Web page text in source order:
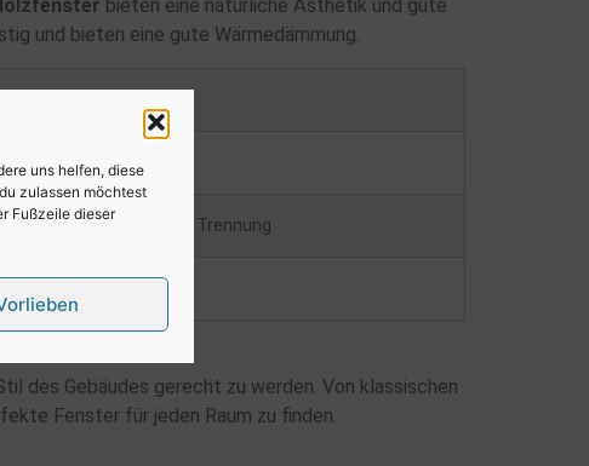
uns helfen, diese
zulassen möchtest
Fußzeile dieser
bieten eine natürliche Ästhetik und gute
und bieten eine gute Wärmedämmung.
ohne thermische Trennung
des Gebäudes gerecht zu werden. Von klassischen
Fenster für jeden Raum zu finden.